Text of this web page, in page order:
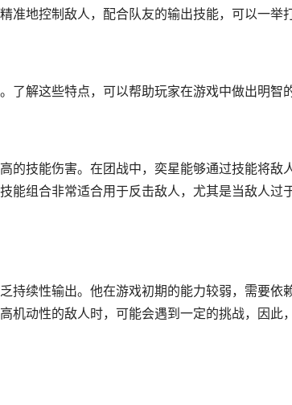
准地控制敌人，配合队友的输出技能，可以一举
了解这些特点，可以帮助玩家在游戏中做出明智
的技能伤害。在团战中，奕星能够通过技能将敌
能组合非常适合用于反击敌人，尤其是当敌人过
持续性输出。他在游戏初期的能力较弱，需要依
机动性的敌人时，可能会遇到一定的挑战，因此